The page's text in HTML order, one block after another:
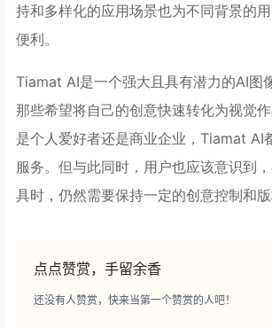
持和多样化的应用场景也为不同背景的
便利。
Tiamat AI是一个强大且具有潜力的AI图
那些希望将自己的创意快速转化为视觉
是个人爱好者还是商业企业，Tiamat AI
服务。但与此同时，用户也应该意识到
具时，仍然需要保持一定的创意控制和版
点点赞赏，手留余香
还没有人赞赏，快来当第一个赞赏的人吧！